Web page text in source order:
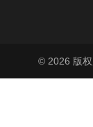
© 2026 版